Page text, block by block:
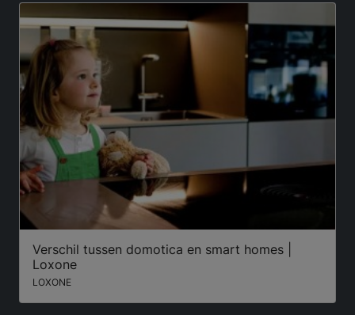
Verschil tussen domotica en smart homes |
Loxone
LOXONE